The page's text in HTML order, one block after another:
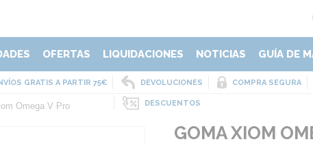
OFERTAS LIQUIDACIONES NOTICIAS GUÍA DE
GRATIS A PARTIR 75€ DEVOLUCIONES COMPRA SEGURA
DESCUENTOS
Omega V Pro
GOMA XIOM